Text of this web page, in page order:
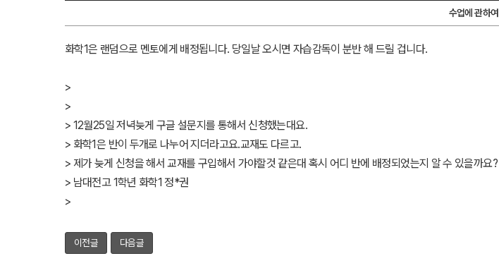
수업에 관하여
화학1은 랜덤으로 멘토에게 배정됩니다. 당일날 오시면 자습감독이 분반 해 드릴 겁니다.
>
>
> 12월25일 저녁늦게 구글 설문지를 통해서 신청했는대요.
> 화학1은 반이 두개로 나누어 지더라고요.교재도 다르고.
> 제가 늦게 신청을 해서 교재를 구입해서 가야할것 같은대 혹시 어디 반에 배정되었는지 알 수 있을까요?
> 남대전고 1학년 화학1 정*권
>
이전글 다음글